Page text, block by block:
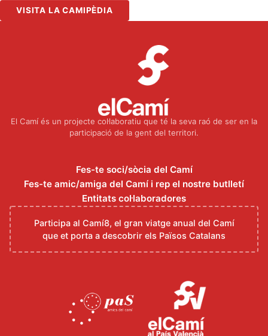
VISITA LA CAMIPÈDIA
El Camí és un projecte col·laboratiu que té la seva raó de ser en la
participació de la gent del territori.
Fes-te soci/sòcia del Camí
Fes-te amic/amiga del Camí i rep el nostre butlletí
Entitats col·laboradores
Participa al Camí8, el gran viatge anual del Camí
que et porta a descobrir els Països Catalans